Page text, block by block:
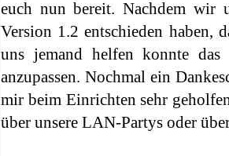
euch nun bereit. Nachdem wir
Version 1.2 entschieden haben,
uns jemand helfen konnte
anzupassen. Nochmal ein
mir beim Einrichten sehr
über unsere LAN-Partys oder